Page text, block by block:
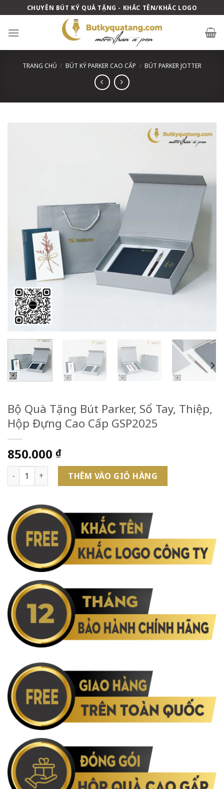
to
content
CHUYÊN BÚT KÝ QUÀ TẶNG - KHẮC TÊN/KHẮC LOGO
TRANG CHỦ / BÚT KÝ PARKER CAO CẤP / BÚT PARKER JOTTER
Bộ Quà Tặng Bút Parker, Sổ Tay, Thiệp,
Hộp Đựng Cao Cấp GSP2025
850.000 ₫
Bộ Quà Tặng Bút Parker, Sổ Tay, Thiệp, Hộp Đựng Cao Cấp
THÊM VÀO GIỎ HÀNG